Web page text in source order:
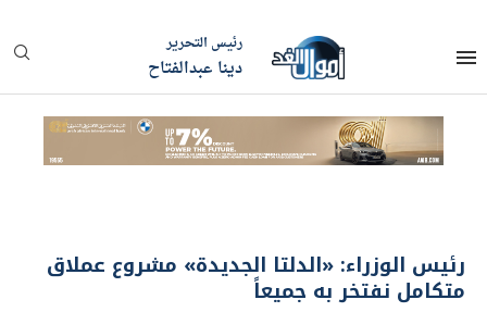
رئيس التحرير
دينا عبدالفتاح
رئيس الوزراء: «الدلتا الجديدة» مشروع عملاق
متكامل نفتخر به جميعاً